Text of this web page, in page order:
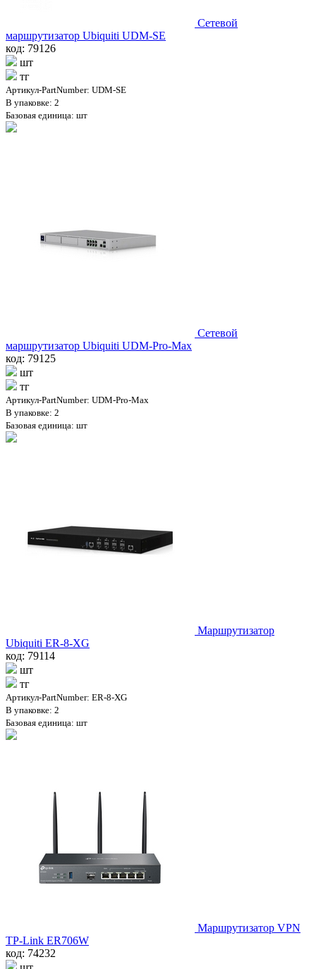
Сетевой
маршрутизатор Ubiquiti UDM-SE
код: 79126
шт
тг
Артикул-PartNumber: UDM-SE
В упаковке: 2
Базовая единица: шт
Сетевой
маршрутизатор Ubiquiti UDM-Pro-Max
код: 79125
шт
тг
Артикул-PartNumber: UDM-Pro-Max
В упаковке: 2
Базовая единица: шт
Маршрутизатор
Ubiquiti ER-8-XG
код: 79114
шт
тг
Артикул-PartNumber: ER-8-XG
В упаковке: 2
Базовая единица: шт
Маршрутизатор VPN
TP-Link ER706W
код: 74232